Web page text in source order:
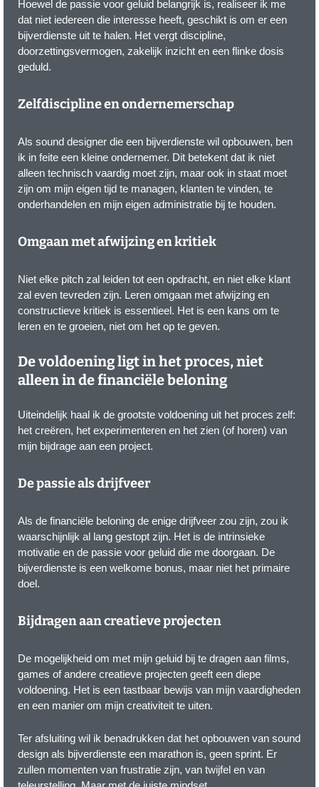
Hoewel de passie voor geluid belangrijk is, realiseer ik me
dat niet iedereen die interesse heeft, geschikt is om er een
bijverdienste uit te halen. Het vergt discipline,
doorzettingsvermogen, zakelijk inzicht en een flinke dosis
geduld.
Zelfdiscipline en ondernemerschap
Als sound designer die een bijverdienste wil opbouwen, ben
ik in feite een kleine ondernemer. Dit betekent dat ik niet
alleen technisch vaardig moet zijn, maar ook in staat moet
zijn om mijn eigen tijd te managen, klanten te vinden, te
onderhandelen en mijn eigen administratie bij te houden.
Omgaan met afwijzing en kritiek
Niet elke pitch zal leiden tot een opdracht, en niet elke klant
zal even tevreden zijn. Leren omgaan met afwijzing en
constructieve kritiek is essentieel. Het is een kans om te
leren en te groeien, niet om het op te geven.
De voldoening ligt in het proces, niet
alleen in de financiële beloning
Uiteindelijk haal ik de grootste voldoening uit het proces zelf:
het creëren, het experimenteren en het zien (of horen) van
mijn bijdrage aan een project.
De passie als drijfveer
Als de financiële beloning de enige drijfveer zou zijn, zou ik
waarschijnlijk al lang gestopt zijn. Het is de intrinsieke
motivatie en de passie voor geluid die me doorgaan. De
bijverdienste is een welkome bonus, maar niet het primaire
doel.
Bijdragen aan creatieve projecten
De mogelijkheid om met mijn geluid bij te dragen aan films,
games of andere creatieve projecten geeft een diepe
voldoening. Het is een tastbaar bewijs van mijn vaardigheden
en een manier om mijn creativiteit te uiten.
Ter afsluiting wil ik benadrukken dat het opbouwen van sound
design als bijverdienste een marathon is, geen sprint. Er
zullen momenten van frustratie zijn, van twijfel en van